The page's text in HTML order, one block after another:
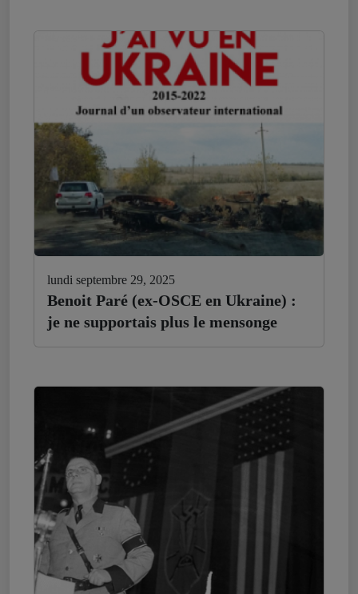
lundi septembre 29, 2025
Benoit Paré (ex-OSCE en Ukraine) :
je ne supportais plus le mensonge